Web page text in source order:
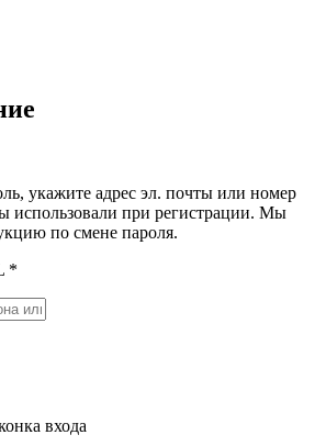
укажите адрес эл. почты или номер
использовали при регистрации. Мы
по смене пароля.
*